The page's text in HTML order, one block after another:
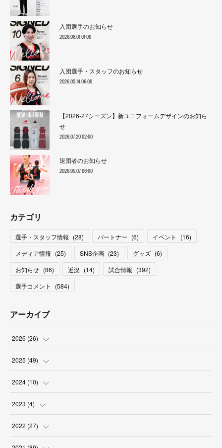
入団選手のお知らせ
2026.06.01 01:00
入団選手・スタッフのお知らせ
2026.05.14 06:00
【2026-27シーズン】新ユニフォームデザインのお知ら
せ
2026.07.20 02:00
退団者のお知らせ
2026.05.07 06:00
カテゴリ
選手・スタッフ情報 (28) パートナー (6) イベント (16)
メディア情報 (25) SNS企画 (23) グッズ (6)
お知らせ (86) 近況 (14) 試合情報 (392)
選手コメント
(584)
アーカイブ
2026 (26)
(2
(2
(
(3
2025 (49)
(6
( 10
(8
(4
2024 (10)
( )
(2
(1
2023 (4)
(1
(3
2022 (27)